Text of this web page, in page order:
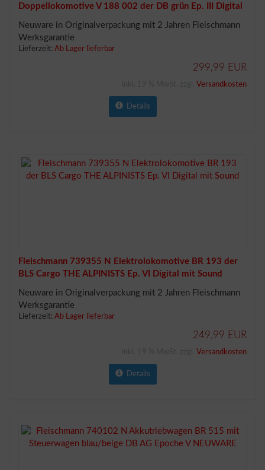
Doppellokomotive V 188 002 der DB grün Ep. III Digital
Neuware in Originalverpackung mit 2 Jahren Fleischmann
Werksgarantie
Lieferzeit: Ab Lager lieferbar
299,99 EUR
Versandkosten
Details
Fleischmann 739355 N Elektrolokomotive BR 193 der
BLS Cargo THE ALPINISTS Ep. VI Digital mit Sound
Neuware in Originalverpackung mit 2 Jahren Fleischmann
Werksgarantie
Lieferzeit: Ab Lager lieferbar
249,99 EUR
Versandkosten
Details